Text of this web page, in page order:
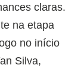
claras.
na etapa
no início
Silva,